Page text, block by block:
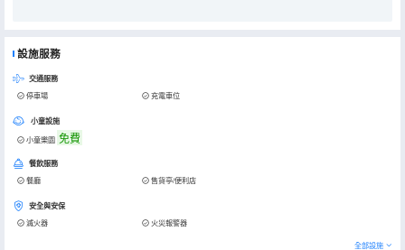
設施服務
交通服務
停車場 充電車位
小童設施
小童樂園 免費
餐飲服務
餐廳 售貨亭/便利店
安全與安保
滅火器 火災報警器
全部設施